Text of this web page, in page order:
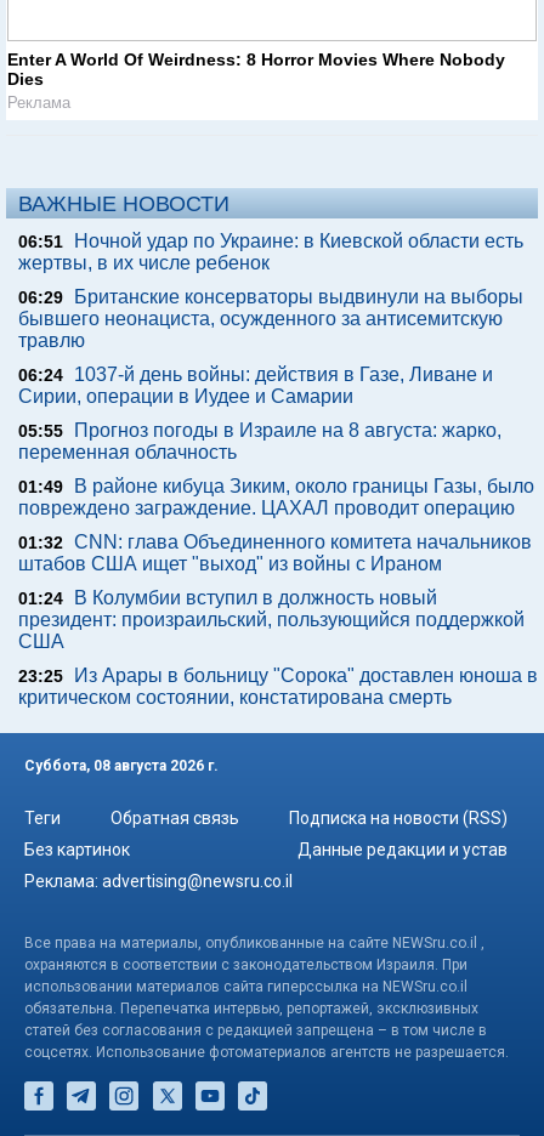
Enter A World Of Weirdness: 8 Horror Movies Where Nobody
Dies
Реклама
ВАЖНЫЕ НОВОСТИ
06:51
Ночной удар по Украине: в Киевской области есть
жертвы, в их числе ребенок
06:29
Британские консерваторы выдвинули на выборы
бывшего неонациста, осужденного за антисемитскую
травлю
06:24
1037-й день войны: действия в Газе, Ливане и
Сирии, операции в Иудее и Самарии
05:55
Прогноз погоды в Израиле на 8 августа: жарко,
переменная облачность
01:49
В районе кибуца Зиким, около границы Газы, было
повреждено заграждение. ЦАХАЛ проводит операцию
01:32 CNN: глава Объединенного комитета начальников
штабов США ищет "выход" из войны с Ираном
01:24
В Колумбии вступил в должность новый
президент: произраильский, пользующийся поддержкой
США
23:25
Из Арары в больницу "Сорока" доставлен юноша в
критическом состоянии, констатирована смерть
Суббота, 08 августа 2026 г.
Теги Обратная связь
Подписка на новости (RSS)
Без картинок
Данные редакции и устав
Реклама: advertising@newsru.co.il
Все права на материалы, опубликованные на сайте NEWSru.co.il ,
охраняются в соответствии с законодательством Израиля. При
использовании материалов сайта гиперссылка на NEWSru.co.il
обязательна. Перепечатка интервью, репортажей, эксклюзивных
статей без согласования с редакцией запрещена – в том числе в
соцсетях. Использование фотоматериалов агентств не разрешается.